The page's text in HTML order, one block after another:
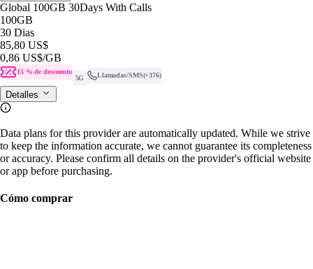
Global 100GB 30Days With Calls
100GB
30 Dias
85,80 US$
0,86 US$/GB
15 % de descuento
5G
Llamadas/SMS(+376)
Detalles
Data plans for this provider are automatically updated. While we strive
to keep the information accurate, we cannot guarantee its completeness
or accuracy. Please confirm all details on the provider's official website
or app before purchasing.
Cómo comprar